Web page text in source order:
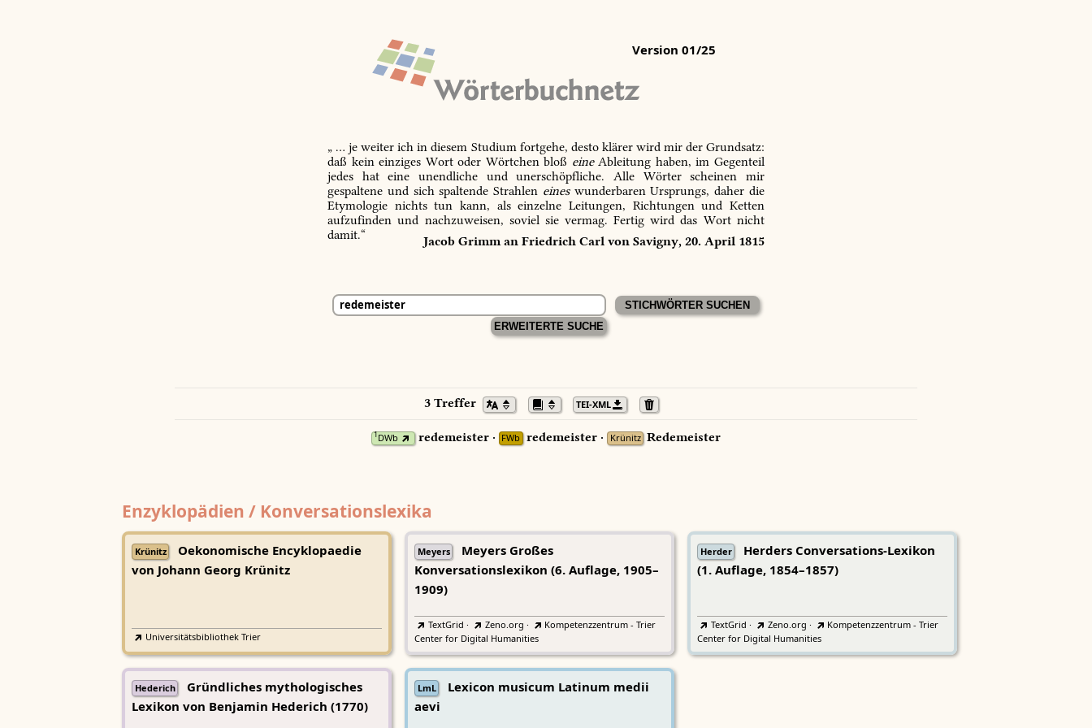
Version 01/25
„ … je weiter ich in diesem Studium fortgehe, desto klärer wird mir der Grundsatz:
daß kein einziges Wort oder Wörtchen bloß eineAbleitung haben, im Gegenteil
jedes hat eine unendliche und unerschöpfliche. Alle Wörter scheinen mir
gespaltene und sich spaltende Strahlen eineswunderbaren Ursprungs, daher die
Etymologie nichts tun kann, als einzelne Leitungen, Richtungen und Ketten
aufzufinden und nachzuweisen, soviel sie vermag. Fertig wird das Wort nicht
damit.“
Jacob Grimm an Friedrich Carl von Savigny, 20. April 1815
ERWEITERTE SUCHE
3 Treffer TEI-XML
1DWb redemeister · FWb redemeister · Krünitz Redemeister
Enzyklopädien / Konversationslexika
Krünitz
Oekonomische Encyklopaedie
von Johann Georg Krünitz
Universitätsbibliothek Trier
Meyers
Meyers Großes
Konversationslexikon (6. Auflage, 1905–
1909)
TextGrid · Zeno.org ·
Kompetenzzentrum - Trier
Center for Digital Humanities
Herder
Herders Conversations-Lexikon
(1. Auflage, 1854–1857)
TextGrid · Zeno.org ·
Kompetenzzentrum - Trier
Center for Digital Humanities
Hederich
Gründliches mythologisches
Lexikon von Benjamin Hederich (1770)
LmL
Lexicon musicum Latinum medii
aevi